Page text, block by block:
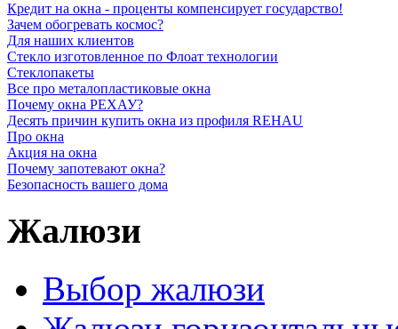
Кредит на окна - проценты компенсирует государство!
Зачем обогревать космос?
Для наших клиентов
Стекло изготовленное по Флоат технологии
Стеклопакеты
Все про металопластиковые окна
Почему окна РЕХАУ?
Десять причин купить окна из профиля REHAU
Про окна
Акция на окна
Почему запотевают окна?
Безопасность вашего дома
Жалюзи
Выбор жалюзи